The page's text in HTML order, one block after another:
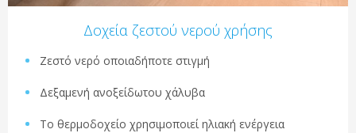
Δοχεία ζεστού νερού χρήσης
Ζεστό νερό οποιαδήποτε στιγμή
Δεξαμενή ανοξείδωτου χάλυβα
Το θερμοδοχείο χρησιμοποιεί ηλιακή ενέργεια